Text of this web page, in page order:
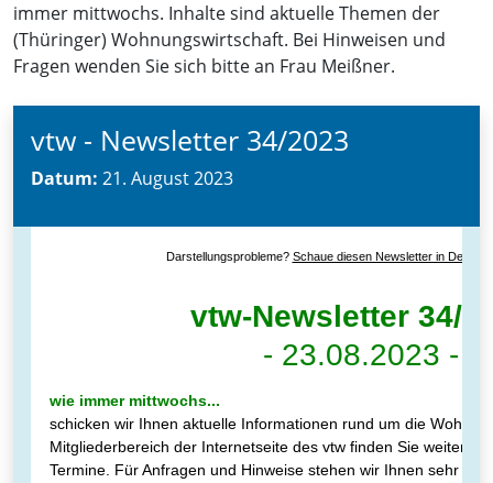
immer mittwochs. Inhalte sind aktuelle Themen der
(Thüringer) Wohnungswirtschaft. Bei Hinweisen und
Fragen wenden Sie sich bitte an Frau Meißner.
vtw - Newsletter 34/2023
Datum: 21. August 2023